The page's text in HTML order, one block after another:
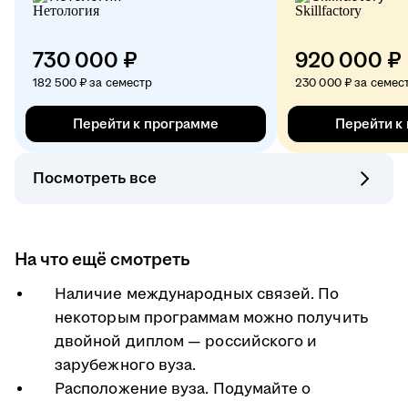
730 000 ₽
182 500 ₽ за семестр
Перейти к программе
920 000 ₽
230 000 ₽ за
Перейти
Посмотреть все
На что ещё смотреть
Наличие международных связей. По
некоторым программам можно получить
двойной диплом — российского и
зарубежного вуза.
Расположение вуза. Подумайте о